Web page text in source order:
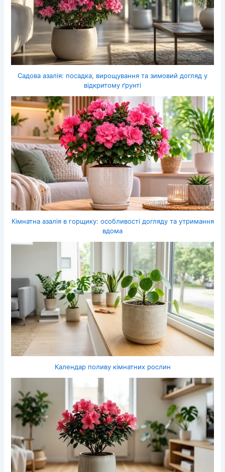
Садова азалія: посадка, вирощування та зимовий догляд у
відкритому ґрунті
Кімнатна азалія в горщику: особливості догляду та утримання
вдома
Календар поливу кімнатних рослин